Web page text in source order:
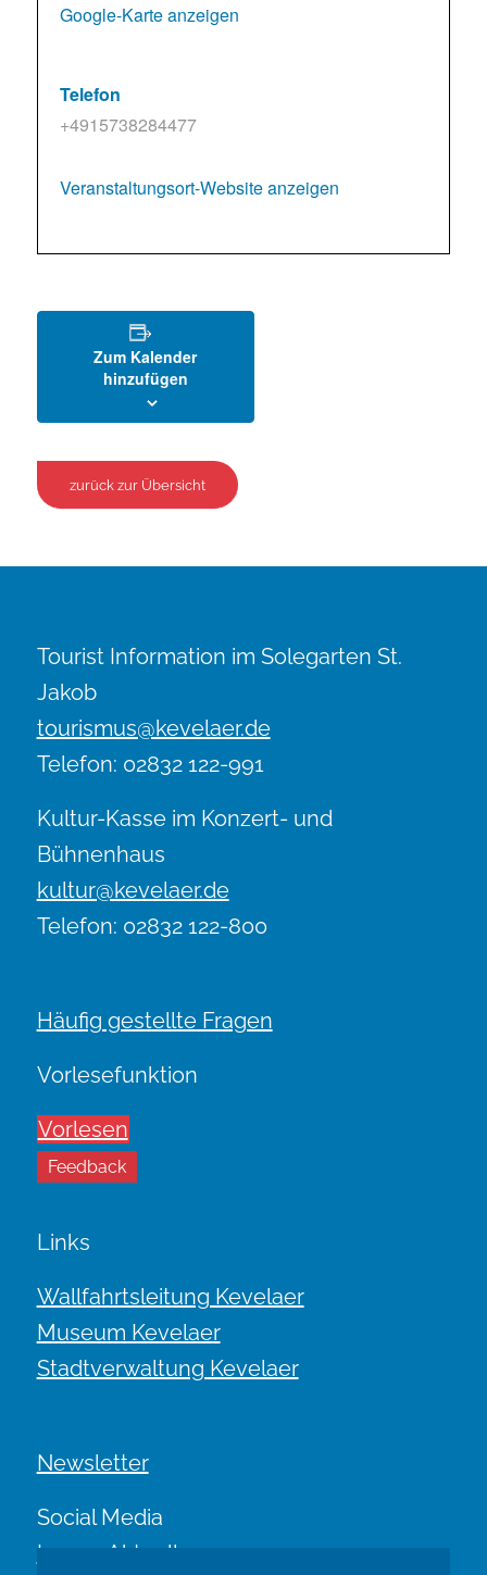
Google-Karte anzeigen
Telefon
+4915738284477
Veranstaltungsort-Website anzeigen
Zum Kalender
hinzufügen
zurück zur Übersicht
Tourist Information im Solegarten St.
Jakob
tourismus@kevelaer.de
Telefon: 02832 122-991
Kultur-Kasse im Konzert- und
Bühnenhaus
kultur@kevelaer.de
Telefon: 02832 122-800
Häufig gestellte Fragen
Vorlesefunktion
Vorlesen
Feedback
Links
Wallfahrtsleitung Kevelaer
Museum Kevelaer
Stadtverwaltung Kevelaer
Newsletter
Social Media
Immer Aktuell.